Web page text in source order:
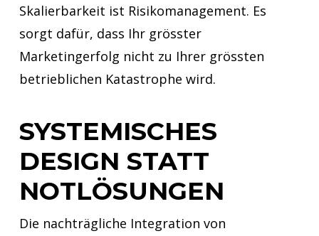
Skalierbarkeit ist Risikomanagement. Es
sorgt dafür, dass Ihr grösster
Marketingerfolg nicht zu Ihrer grössten
betrieblichen Katastrophe wird.
SYSTEMISCHES
DESIGN STATT
NOTLÖSUNGEN
Die nachträgliche Integration von